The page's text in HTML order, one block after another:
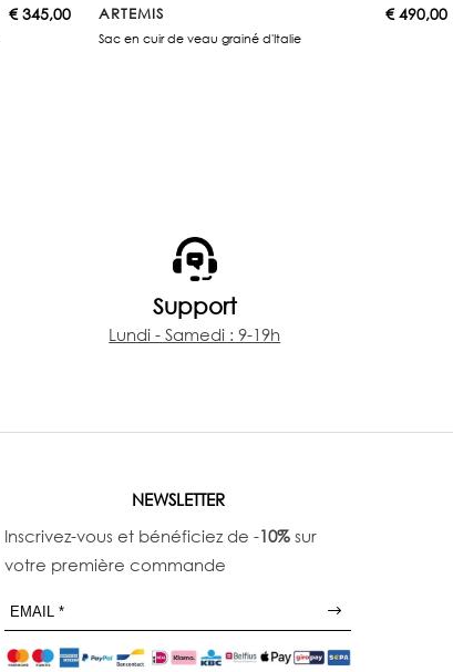
€345,00 ARTEMIS
Sac en cuir de veau grainé d'Italie
€490,00
Support
Lundi - Samedi : 9-19h
NEWSLETTER
Inscrivez-vous et bénéficiez de -10% sur
votre première commande